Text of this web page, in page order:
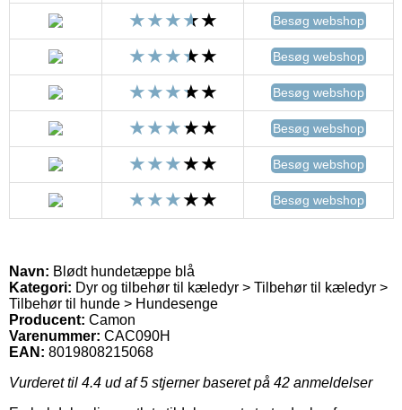
Besøg webshop
Besøg webshop
Besøg webshop
Besøg webshop
Besøg webshop
Besøg webshop
Navn: Blødt hundetæppe blå
Kategori: Dyr og tilbehør til kæledyr > Tilbehør til kæledyr >
Tilbehør til hunde > Hundesenge
Producent: Camon
Varenummer: CAC090H
EAN: 8019808215068
Vurderet til 4.4 ud af 5 stjerner baseret på 42 anmeldelser